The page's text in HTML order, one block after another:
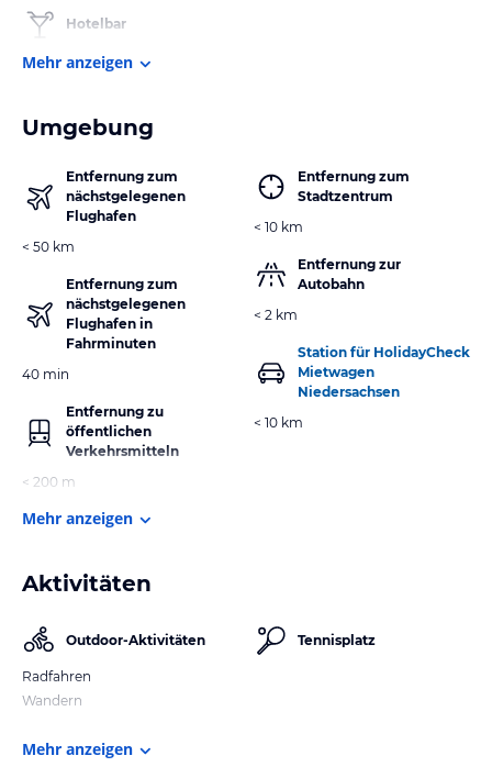
Hotelbar
Mehr anzeigen
Umgebung
Entfernung zum
nächstgelegenen
Flughafen
< 50 km
Entfernung zum
nächstgelegenen
Flughafen in
Fahrminuten
40 min
Entfernung zu
öffentlichen
Verkehrsmitteln
< 200 m
Entfernung zum
Stadtzentrum
< 10 km
Entfernung zur
Autobahn
< 2 km
Station für HolidayCheck
Mietwagen
Niedersachsen
< 10 km
Mehr anzeigen
Aktivitäten
Outdoor-Aktivitäten
Radfahren
Wandern
Tennisplatz
Mehr anzeigen